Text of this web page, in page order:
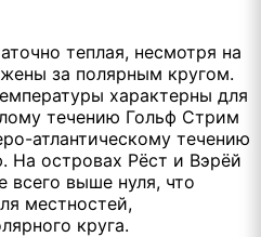
теплая, несмотря на
за полярным кругом.
характерны для
течению Гольф Стрим
атлантическому течению
На островах Рёст и Вэрёй
всего выше нуля, что
местностей,
круга.